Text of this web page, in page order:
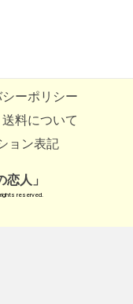
ーポリシー
送料について
ョン表記
人」
reserved.